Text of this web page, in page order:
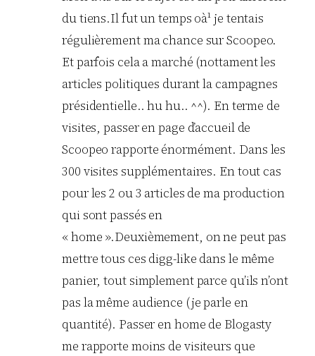
du tiens.Il fut un temps oà¹ je tentais
régulièrement ma chance sur Scoopeo.
Et parfois cela a marché (nottament les
articles politiques durant la campagnes
présidentielle.. hu hu.. ^^). En terme de
visites, passer en page d’accueil de
Scoopeo rapporte énormément. Dans les
300 visites supplémentaires. En tout cas
pour les 2 ou 3 articles de ma production
qui sont passés en
« home ».Deuxièmement, on ne peut pas
mettre tous ces digg-like dans le même
panier, tout simplement parce qu’ils n’ont
pas la même audience (je parle en
quantité). Passer en home de Blogasty
me rapporte moins de visiteurs que